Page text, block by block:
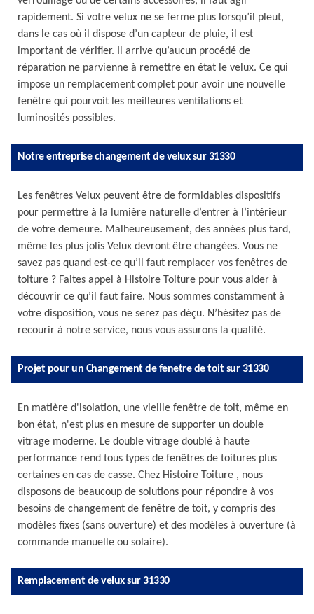
rapidement. Si votre velux ne se ferme plus lorsqu’il pleut,
dans le cas où il dispose d’un capteur de pluie, il est
important de vérifier. Il arrive qu’aucun procédé de
réparation ne parvienne à remettre en état le velux. Ce qui
impose un remplacement complet pour avoir une nouvelle
fenêtre qui pourvoit les meilleures ventilations et
luminosités possibles.
Notre entreprise changement de velux sur 31330
Les fenêtres Velux peuvent être de formidables dispositifs
pour permettre à la lumière naturelle d’entrer à l’intérieur
de votre demeure. Malheureusement, des années plus tard,
même les plus jolis Velux devront être changées. Vous ne
savez pas quand est-ce qu’il faut remplacer vos fenêtres de
toiture ? Faites appel à Histoire Toiture pour vous aider à
découvrir ce qu’il faut faire. Nous sommes constamment à
votre disposition, vous ne serez pas déçu. N’hésitez pas de
recourir à notre service, nous vous assurons la qualité.
Projet pour un Changement de fenetre de toit sur 31330
En matière d'isolation, une vieille fenêtre de toit, même en
bon état, n'est plus en mesure de supporter un double
vitrage moderne. Le double vitrage doublé à haute
performance rend tous types de fenêtres de toitures plus
certaines en cas de casse. Chez Histoire Toiture , nous
disposons de beaucoup de solutions pour répondre à vos
besoins de changement de fenêtre de toit, y compris des
modèles fixes (sans ouverture) et des modèles à ouverture (à
commande manuelle ou solaire).
Remplacement de velux sur 31330